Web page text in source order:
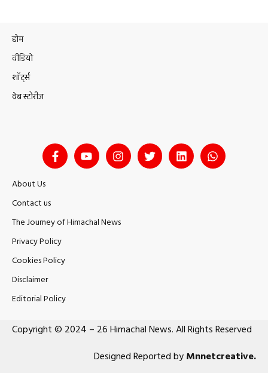
होम
वीडियो
शॉर्ट्स
वेब स्टोरीज
About Us
Contact us
The Journey of Himachal News
Privacy Policy
Cookies Policy
Disclaimer
Editorial Policy
Copyright © 2024 – 26 Himachal News. All Rights Reserved
Designed Reported byMnnetcreative.